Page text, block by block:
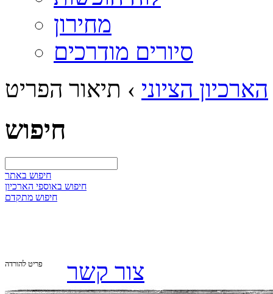
מחירון
סיורים מודרכים
הארכיון הציוני › תיאור הפריט
חיפוש
חיפוש באתר
חיפוש באוספי הארכיון
חיפוש מתקדם
פריט להורדה צור קשר